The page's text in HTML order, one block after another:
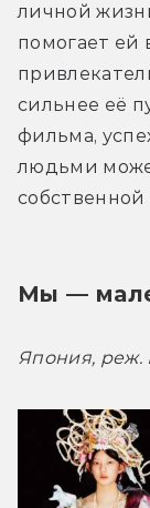
личной
помогает ей
сильнее её
фильма,
людьми
Мы —
Япония, реж.